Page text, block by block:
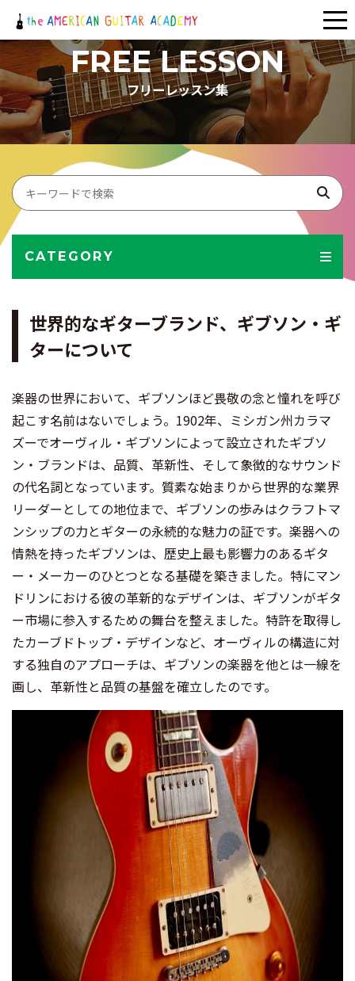
FREE LESSON
フリーレッスン集
CATEGORY
世界的なギターブランド、ギブソン・ギ
ターについて
楽器の世界において、ギブソンほど畏敬の念と憧れを呼び
起こす名前はないでしょう。1902年、ミシガン州カラマ
ズーでオーヴィル・ギブソンによって設立されたギブソ
ン・ブランドは、品質、革新性、そして象徴的なサウンド
の代名詞となっています。質素な始まりから世界的な業界
リーダーとしての地位まで、ギブソンの歩みはクラフトマ
ンシップの力とギターの永続的な魅力の証です。楽器への
情熱を持ったギブソンは、歴史上最も影響力のあるギタ
ー・メーカーのひとつとなる基礎を築きました。特にマン
ドリンにおける彼の革新的なデザインは、ギブソンがギタ
ー市場に参入するための舞台を整えました。特許を取得し
たカーブドトップ・デザインなど、オーヴィルの構造に対
する独自のアプローチは、ギブソンの楽器を他とは一線を
画し、革新性と品質の基盤を確立したのです。
メ
ニ
ュ
ー